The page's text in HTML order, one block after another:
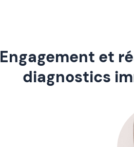
Engagement et
diagnostics